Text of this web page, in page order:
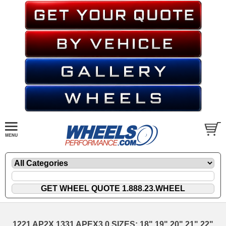
1221 AP2X 1331 APEX3.0 SIZES: 18" 19" 20" 21" 22"